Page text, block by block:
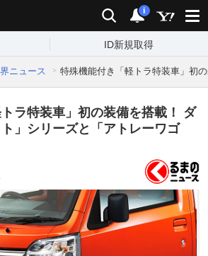
検索 通知
i
ID新規取得
ニュース 特殊機能付き「軽トラ特装車」初
ラ特装車」初の装備を搭載！ ダ
」シリーズと「アトレーワゴ